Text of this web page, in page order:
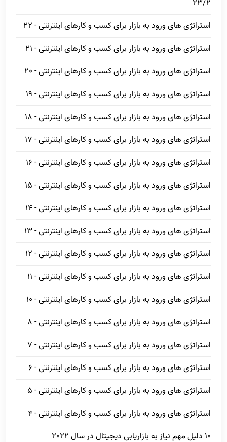
23/2
استراتژی های ورود به بازار برای کسب و کارهای اینترنتی - 22
استراتژی های ورود به بازار برای کسب و کارهای اینترنتی - 21
استراتژی های ورود به بازار برای کسب و کارهای اینترنتی - 20
استراتژی های ورود به بازار برای کسب و کارهای اینترنتی - 19
استراتژی های ورود به بازار برای کسب و کارهای اینترنتی - 18
استراتژی های ورود به بازار برای کسب و کارهای اینترنتی - 17
استراتژی های ورود به بازار برای کسب و کارهای اینترنتی - 16
استراتژی های ورود به بازار برای کسب و کارهای اینترنتی - 15
استراتژی های ورود به بازار برای کسب و کارهای اینترنتی - 14
استراتژی های ورود به بازار برای کسب و کارهای اینترنتی - 13
استراتژی های ورود به بازار برای کسب و کارهای اینترنتی - 12
استراتژی های ورود به بازار برای کسب و کارهای اینترنتی - 11
استراتژی های ورود به بازار برای کسب و کارهای اینترنتی - 10
استراتژی های ورود به بازار برای کسب و کارهای اینترنتی - 8
استراتژی های ورود به بازار برای کسب و کارهای اینترنتی - 7
استراتژی های ورود به بازار برای کسب و کارهای اینترنتی - 6
استراتژی های ورود به بازار برای کسب و کارهای اینترنتی - 5
استراتژی های ورود به بازار برای کسب و کارهای اینترنتی - 4
10 دلیل مهم نیاز به بازاریابی دیجیتال در سال 2022